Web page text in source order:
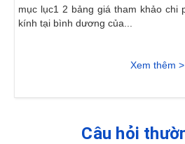
mục lục1 2 bảng giá tham khảo chi
kính tại bình dương của...
Xem thêm >
Câu hỏi